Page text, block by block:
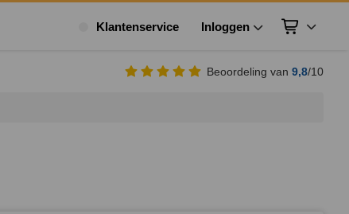
Klantenservice Inloggen Winkelwagen
Beoordeling van 9,8/10